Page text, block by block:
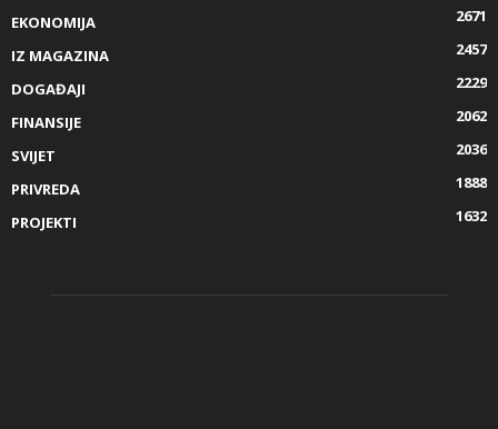
EKONOMIJA
2671
IZ MAGAZINA
2457
DOGAĐAJI
2229
FINANSIJE
2062
SVIJET
2036
PRIVREDA
1888
PROJEKTI
1632